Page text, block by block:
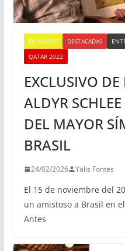
DEPORTES DESTACADAS
QATAR 2022
EXCLUSIVO DE
ALDYR
DEL MAYOR
BRASIL
24/02/2026 Yalis Fontes
El 15 de noviembre del
un amistoso a Brasil en
Antes